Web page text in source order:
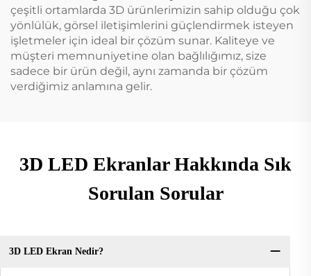
çeşitli ortamlarda 3D ürünlerimizin sahip olduğu çok
yönlülük, görsel iletişimlerini güçlendirmek isteyen
işletmeler için ideal bir çözüm sunar. Kaliteye ve
müşteri memnuniyetine olan bağlılığımız, size
sadece bir ürün değil, aynı zamanda bir çözüm
verdiğimiz anlamına gelir.
3D LED Ekranlar Hakkında Sık
Sorulan Sorular
3D LED Ekran Nedir?